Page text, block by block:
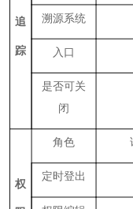
追
踪
溯源系统
入口
是否可关
闭
权
角色
定时登出